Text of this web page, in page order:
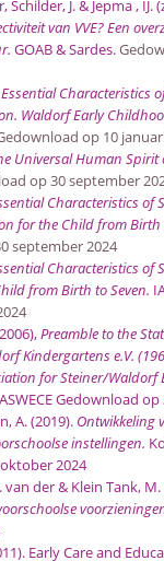
J. & Jepma , IJ.
van VVE? Een
GOAB & Sardes.
Essential Characteristics
Waldorf Early
op 10
Universal Human
op 30 september
Characteristics of
for the Child from Birth
september 2024
Characteristics of
from Birth to Seven.
Preamble to the
Kindergartens e.V.
for Steiner/Waldorf
Gedownload
A. (2019). Ontwikkeling
instellingen.
2024
der & Klein Tank, M.
Early Care and